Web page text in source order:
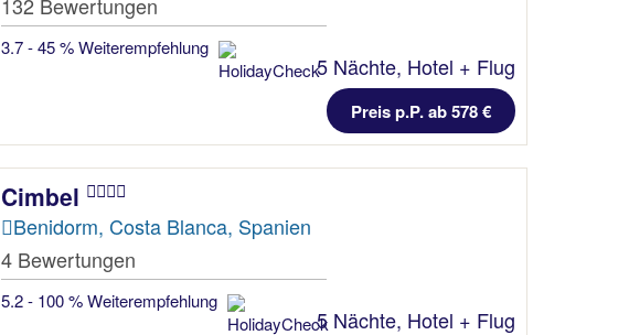
3.7 - 45 % Weiterempfehlung
5 Nächte, Hotel + Flug
Preis p.P. ab 578 €
Cimbel
Benidorm, Costa Blanca, Spanien
4 Bewertungen
5.2 - 100 % Weiterempfehlung
5 Nächte, Hotel + Flug